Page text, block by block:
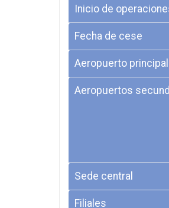
Inicio de
Fecha de cese
Aeropuerto
Aeropuertos
Sede central
Filiales